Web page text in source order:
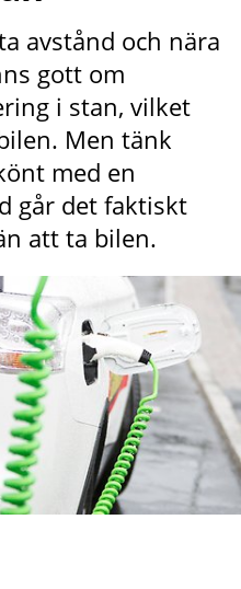
avstånd och nära
gott om
i stan, vilket
Men tänk
med en
går det faktiskt
att ta bilen.